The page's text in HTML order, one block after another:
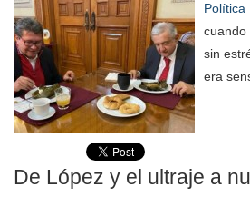
Política
cuando
sin
era
De López y el ultraje a